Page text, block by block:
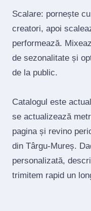
Scalare: pornește
creatori, apoi
performează.
de sezonalitate și
de la public.
Catalogul este
se actualizează
pagina și revino
din Târgu-Mureș.
personalizată,
trimitem rapid un